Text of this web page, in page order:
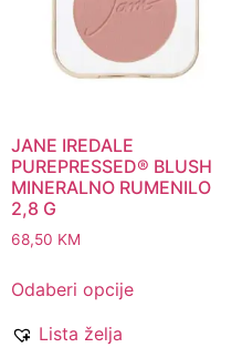
JANE IREDALE
PUREPRESSED® BLUSH
MINERALNO RUMENILO
2,8 G
68,50 KM
Odaberi opcije
Lista želja